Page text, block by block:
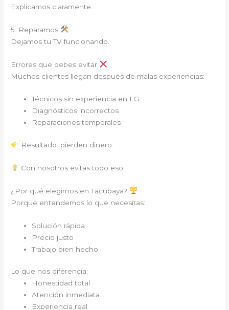
Explicamos claramente.
5. Reparamos
Dejamos tu TV funcionando.
Errores que debes evitar
Muchos clientes llegan después de malas experiencias:
Técnicos sin experiencia en LG
Diagnósticos incorrectos
Reparaciones temporales
Resultado: pierden dinero.
Con nosotros evitas todo eso.
¿Por qué elegirnos en Tacubaya?
Porque entendemos lo que necesitas:
Solución rápida
Precio justo
Trabajo bien hecho
Lo que nos diferencia:
Honestidad total
Atención inmediata
Experiencia real